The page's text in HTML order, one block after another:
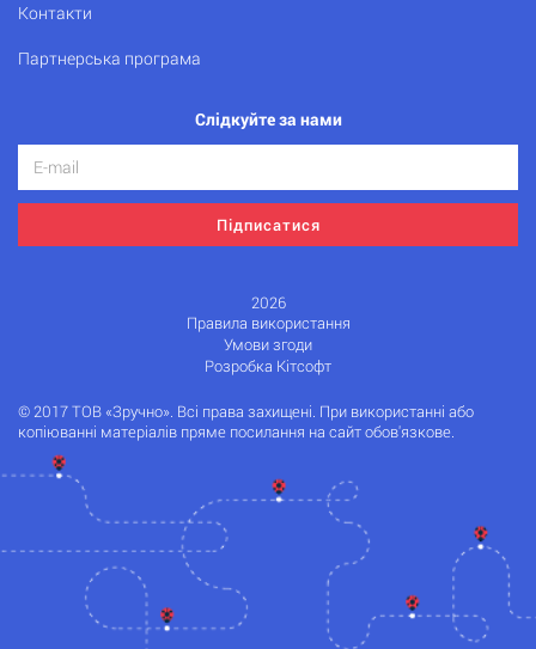
Контакти
Партнерська програма
Слідкуйте за нами
Підписатися
2026
Правила використання
Умови згоди
Розробка Кітсофт
© 2017 ТОВ «Зручно». Всі права захищені. При використанні або
копіюванні матеріалів пряме посилання на сайт обов'язкове.